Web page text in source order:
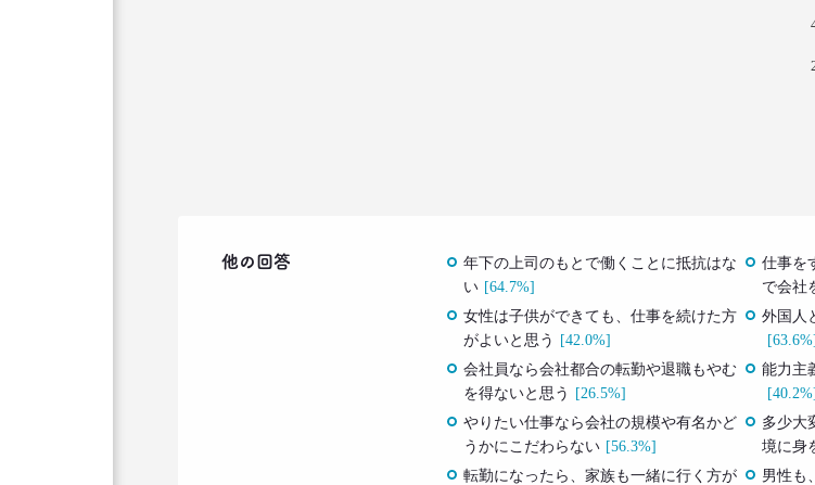
他の回答
年下の上司のもとで働くことに抵抗はな
い [64.7%]
仕事を
で会社
女性は子供ができても、仕事を続けた方
がよいと思う
[42.0%]
外国人
[63.6%]
会社員なら会社都合の転勤や退職もやむ
を得ないと思う
[26.5%]
能力主
[40.2%]
やりたい仕事なら会社の規模や有名かど
うかにこだわらない [56.3%]
多少大
境に身
転勤になったら、家族も一緒に行く方が
男性も